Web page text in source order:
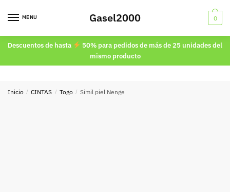
MENU Gasel2000 0
Descuentos de hasta
50% para pedidos de más de 25 unidades del
mismo producto
Inicio / CINTAS / Togo / Simil piel Nenge